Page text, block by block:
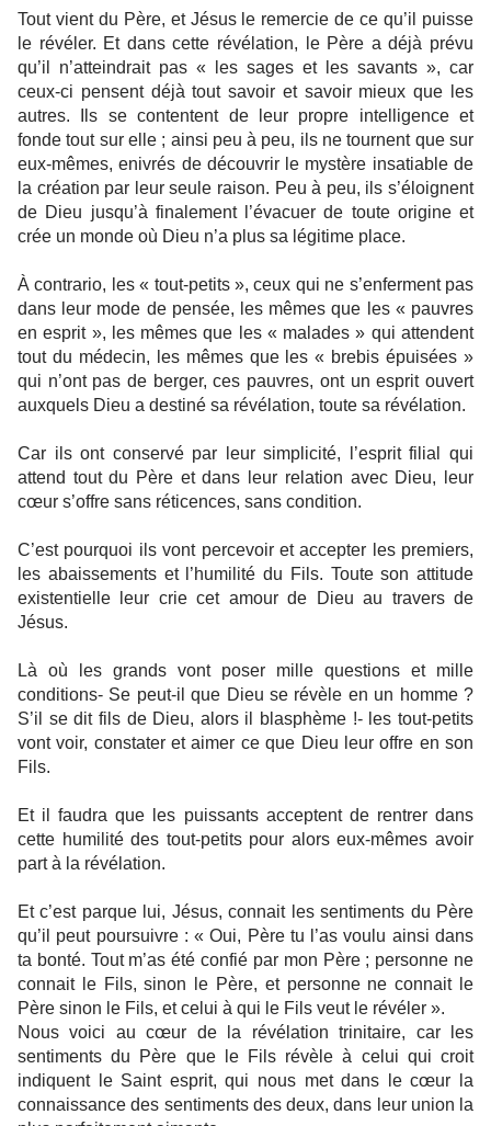
Tout vient du Père, et Jésus le remercie de ce qu’il puisse
le révéler. Et dans cette révélation, le Père a déjà prévu
qu’il n’atteindrait pas « les sages et les savants », car
ceux-ci pensent déjà tout savoir et savoir mieux que les
autres. Ils se contentent de leur propre intelligence et
fonde tout sur elle ; ainsi peu à peu, ils ne tournent que sur
eux-mêmes, enivrés de découvrir le mystère insatiable de
la création par leur seule raison. Peu à peu, ils s’éloignent
de Dieu jusqu’à finalement l’évacuer de toute origine et
crée un monde où Dieu n’a plus sa légitime place.
À contrario, les « tout-petits », ceux qui ne s’enferment pas
dans leur mode de pensée, les mêmes que les « pauvres
en esprit », les mêmes que les « malades » qui attendent
tout du médecin, les mêmes que les « brebis épuisées »
qui n’ont pas de berger, ces pauvres, ont un esprit ouvert
auxquels Dieu a destiné sa révélation, toute sa révélation.
Car ils ont conservé par leur simplicité, l’esprit filial qui
attend tout du Père et dans leur relation avec Dieu, leur
cœur s’offre sans réticences, sans condition.
C’est pourquoi ils vont percevoir et accepter les premiers,
les abaissements et l’humilité du Fils. Toute son attitude
existentielle leur crie cet amour de Dieu au travers de
Jésus.
Là où les grands vont poser mille questions et mille
conditions- Se peut-il que Dieu se révèle en un homme ?
S’il se dit fils de Dieu, alors il blasphème !- les tout-petits
vont voir, constater et aimer ce que Dieu leur offre en son
Fils.
Et il faudra que les puissants acceptent de rentrer dans
cette humilité des tout-petits pour alors eux-mêmes avoir
part à la révélation.
Et c’est parque lui, Jésus, connait les sentiments du Père
qu’il peut poursuivre : « Oui, Père tu l’as voulu ainsi dans
ta bonté. Tout m’as été confié par mon Père ; personne ne
connait le Fils, sinon le Père, et personne ne connait le
Père sinon le Fils, et celui à qui le Fils veut le révéler ».
Nous voici au cœur de la révélation trinitaire, car les
sentiments du Père que le Fils révèle à celui qui croit
indiquent le Saint esprit, qui nous met dans le cœur la
connaissance des sentiments des deux, dans leur union la